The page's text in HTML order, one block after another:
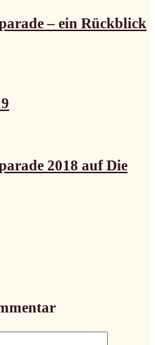
– ein Rückblick
2018 auf Die